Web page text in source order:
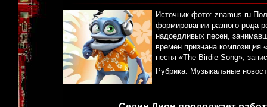
Источник фото: znamus.ru
формировании разного рода
надоедливых песен,
времен признана композиция
песня «The Birdie Song»,
Рубрика: Музыкальные